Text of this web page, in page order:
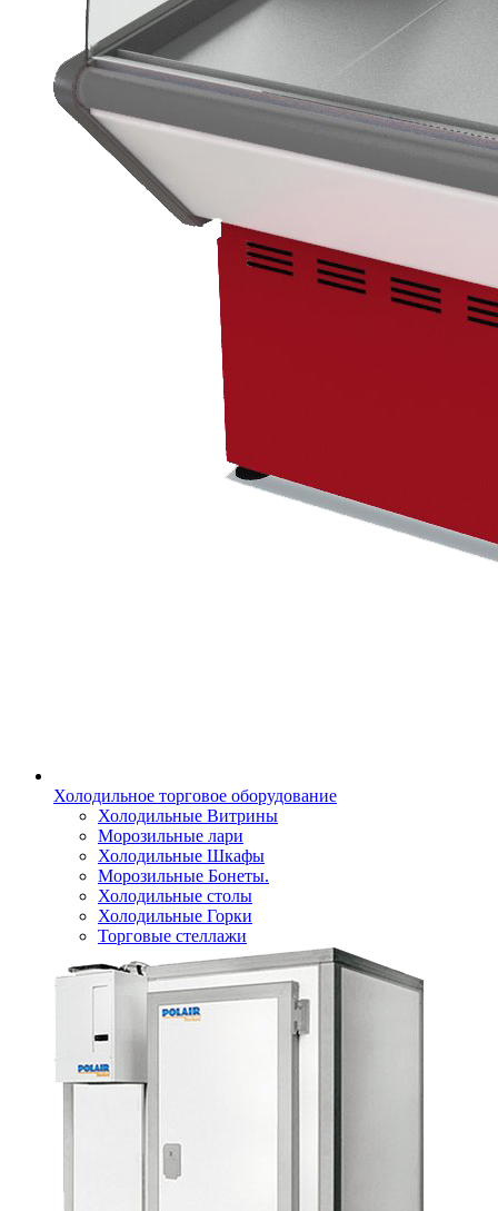
Холодильное торговое оборудование
Холодильные Витрины
Морозильные лари
Холодильные Шкафы
Морозильные Бонеты.
Холодильные столы
Холодильные Горки
Торговые стеллажи